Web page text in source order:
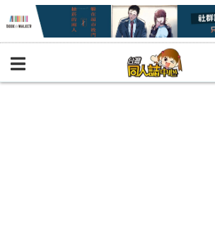
BOOKY書集倉庫